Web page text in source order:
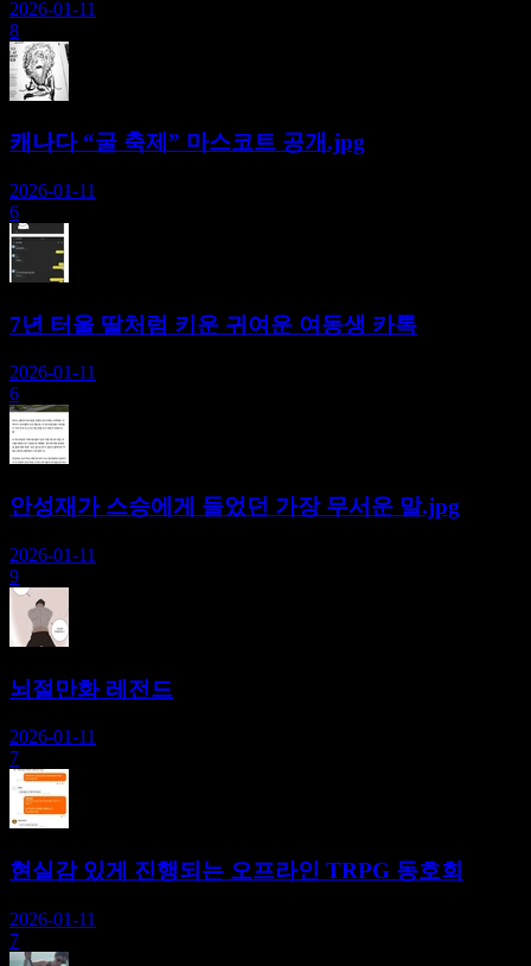
2026-01-11
8
캐나다 “굴 축제” 마스코트 공개.jpg
2026-01-11
6
7년 터울 딸처럼 키운 귀여운 여동생 카톡
2026-01-11
6
안성재가 스승에게 들었던 가장 무서운 말.jpg
2026-01-11
9
뇌절만화 레전드
2026-01-11
7
현실감 있게 진행되는 오프라인 TRPG 동호회
2026-01-11
7